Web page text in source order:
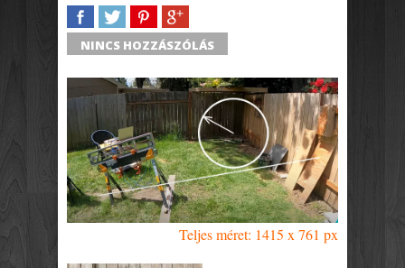
SHARETWEETSHARESHARE
NINCS HOZZÁSZÓLÁS
Teljes méret: 1415 x 761 px